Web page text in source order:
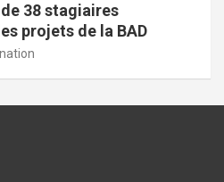
38 stagiaires
projets de la BAD
nation